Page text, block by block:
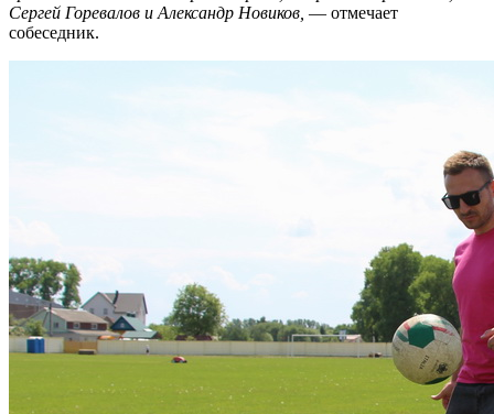
Сергей Горевалов и Александр Новиков, — отмечает
собеседник.